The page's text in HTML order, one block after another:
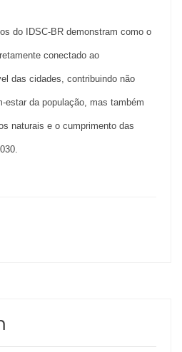
do IDSC-BR demonstram como o
conectado ao
das cidades, contribuindo não
estar da população, mas também
naturais e o cumprimento das